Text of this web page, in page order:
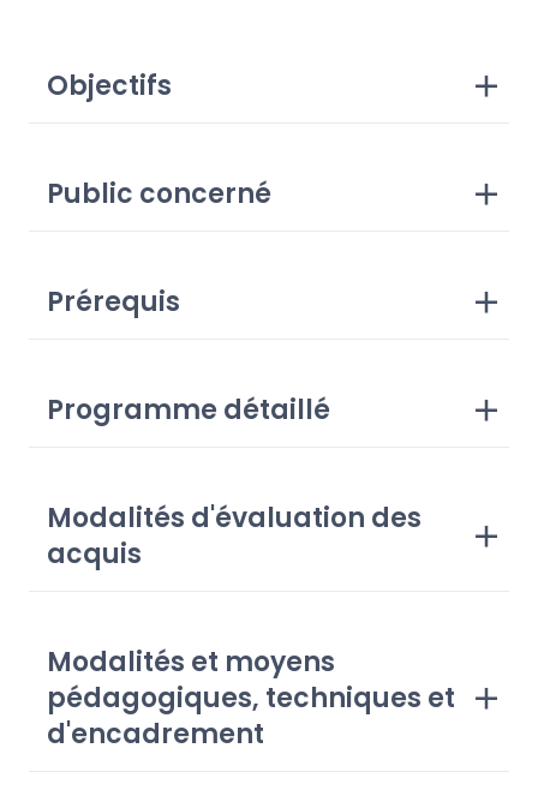
Objectifs
Public concerné
Prérequis
Programme détaillé
Modalités d'évaluation des
acquis
Modalités et moyens
pédagogiques, techniques et
d'encadrement